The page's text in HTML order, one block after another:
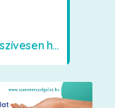
Intézményünkben is szívesen használják a VR szemüveget